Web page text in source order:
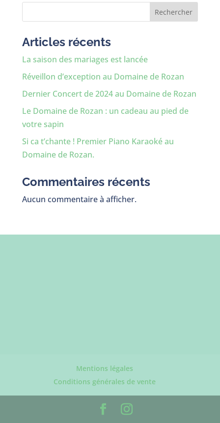
Rechercher
Articles récents
La saison des mariages est lancée
Réveillon d’exception au Domaine de Rozan
Dernier Concert de 2024 au Domaine de Rozan
Le Domaine de Rozan : un cadeau au pied de
votre sapin
Si ca t’chante ! Premier Piano Karaoké au
Domaine de Rozan.
Commentaires récents
Aucun commentaire à afficher.
Mentions légales
Conditions générales de vente